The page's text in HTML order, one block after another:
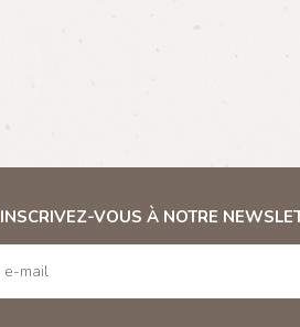
INSCRIVEZ-VOUS À NOTRE